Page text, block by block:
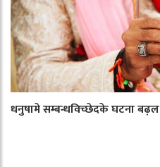
धनुषामे सम्बन्धविच्छेदके घटना बढ़ल